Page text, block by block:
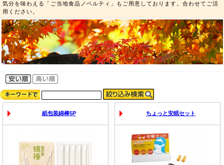
気分を味わえる「ご当地食品ノベルティ」もご用意しております。合わせてご活
用ください。
紙包装綿棒5P ちょっと安眠セット